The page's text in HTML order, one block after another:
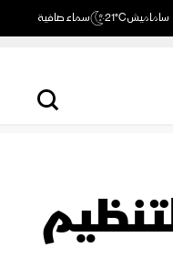
ساماميش21°C سماء صافية
ضد 30 هدفاً لتنظيم